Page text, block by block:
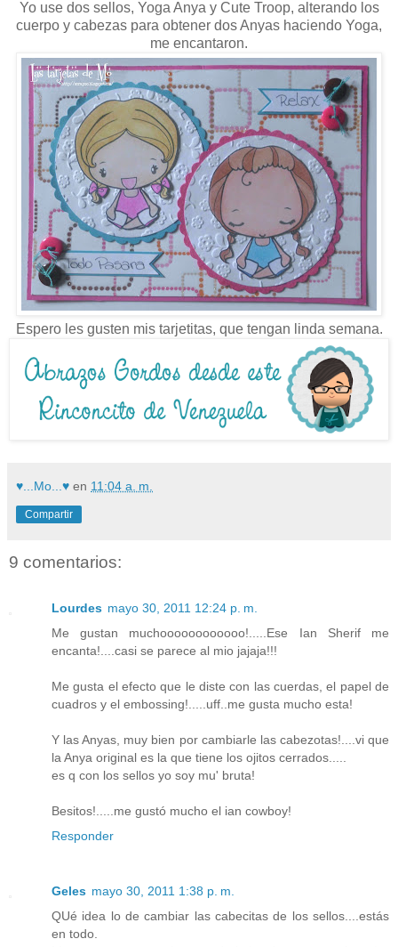
Yo use dos sellos, Yoga Anya y Cute Troop, alterando los
cuerpo y cabezas para obtener dos Anyas haciendo Yoga,
me encantaron.
Espero les gusten mis tarjetitas, que tengan linda semana.
♥...Mo...♥ en 11:04 a. m.
Compartir
9 comentarios:
Lourdes mayo 30, 2011 12:24 p. m.
Me gustan muchoooooooooooo!.....Ese Ian Sherif me
encanta!....casi se parece al mio jajaja!!!
Me gusta el efecto que le diste con las cuerdas, el papel de
cuadros y el embossing!.....uff..me gusta mucho esta!
Y las Anyas, muy bien por cambiarle las cabezotas!....vi que
la Anya original es la que tiene los ojitos cerrados.....
es q con los sellos yo soy mu' bruta!
Besitos!.....me gustó mucho el ian cowboy!
Responder
Geles mayo 30, 2011 1:38 p. m.
QUé idea lo de cambiar las cabecitas de los sellos....estás
en todo.